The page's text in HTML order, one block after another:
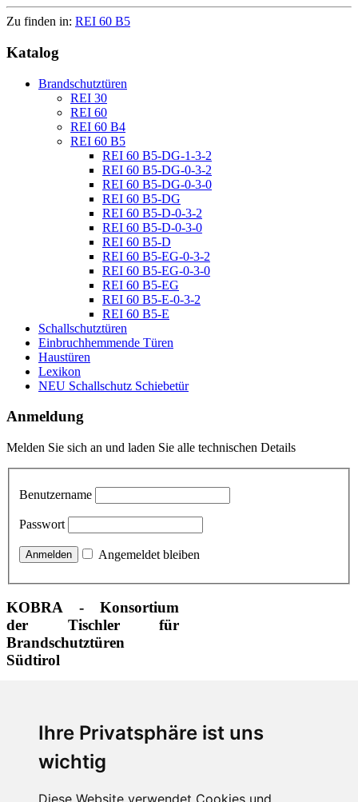
Ihre Privatsphäre ist uns
wichtig
Diese Website verwendet Cookies und
Zu finden in: REI 60 B5
Katalog
Brandschutztüren
REI 30
REI 60
REI 60 B4
REI 60 B5
REI 60 B5-DG-1-3-2
REI 60 B5-DG-0-3-2
REI 60 B5-DG-0-3-0
REI 60 B5-DG
REI 60 B5-D-0-3-2
REI 60 B5-D-0-3-0
REI 60 B5-D
REI 60 B5-EG-0-3-2
REI 60 B5-EG-0-3-0
REI 60 B5-EG
REI 60 B5-E-0-3-2
REI 60 B5-E
Schallschutztüren
Einbruchhemmende Türen
Haustüren
Lexikon
NEU Schallschutz Schiebetür
Anmeldung
Melden Sie sich an und laden Sie alle technischen Details
Benutzername
Passwort
Angemeldet bleiben
KOBRA - Konsortium
der Tischler für
Brandschutztüren
Südtirol
info@kobra.bz
www.kobra.bz
| 39100 Bozen